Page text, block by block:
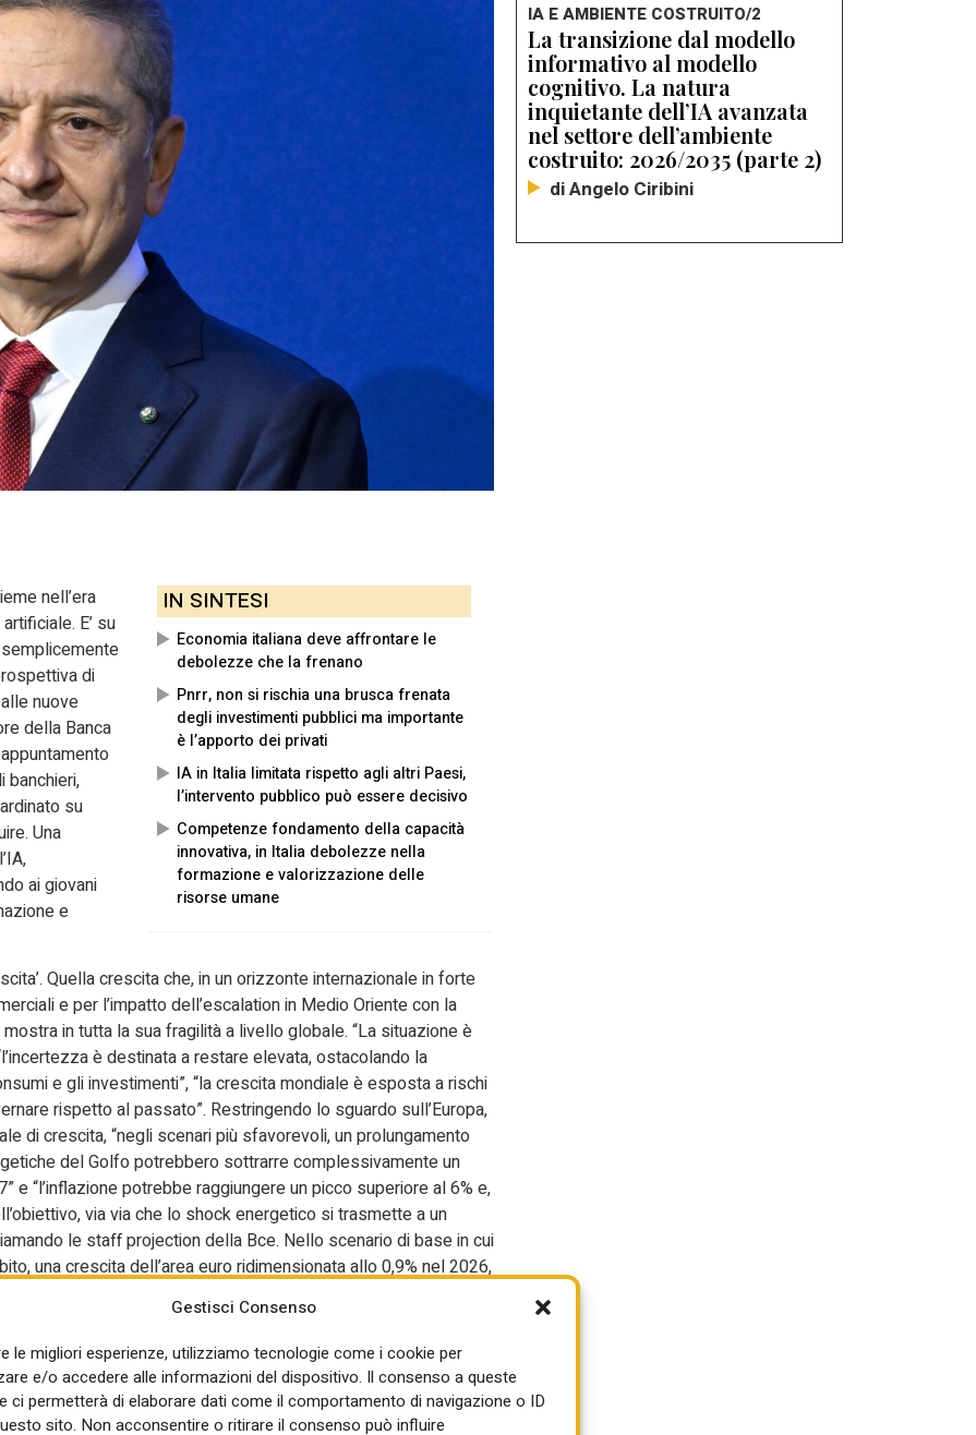
Gestisci Consenso
le migliori esperienze, utilizziamo tecnologie come i cookie per
e/o accedere alle informazioni del dispositivo. Il consenso a queste
ci permetterà di elaborare dati come il comportamento di navigazione o ID
sito. Non acconsentire o ritirare il consenso può influire
IN SINTESI
Economia italiana deve affrontare le
debolezze che la frenano
Pnrr, non si rischia una brusca frenata
degli investimenti pubblici ma importante
è l’apporto dei privati
IA in Italia limitata rispetto agli altri Paesi,
l’intervento pubblico può essere decisivo
Competenze fondamento della capacità
innovativa, in Italia debolezze nella
formazione e valorizzazione delle
risorse umane
nell’era
E’ su
di
nuove
della Banca
banchieri,
su
Una
ai giovani
e
Quella crescita che, in un orizzonte internazionale in forte
e per l’impatto dell’escalation in Medio Oriente con la
in tutta la sua fragilità a livello globale. “La situazione è
è destinata a restare elevata, ostacolando la
e gli investimenti”, “la crescita mondiale è esposta a rischi
rispetto al passato”. Restringendo lo sguardo sull’Europa,
di crescita, “negli scenari più sfavorevoli, un prolungamento
del Golfo potrebbero sottrarre complessivamente un
“l’inflazione potrebbe raggiungere un picco superiore al 6% e,
via via che lo shock energetico si trasmette a un
le staff projection della Bce. Nello scenario di base in cui
una crescita dell’area euro ridimensionata allo 0,9% nel 2026,
aumenterebbe al 2,6 per cento nel 2026 e tornerebbe
devono essere uno sprone a superare tutte le “esitazioni o
efficacia nelle pastoie di “negoziati lunghi, compromessi al
ma non mobilitate”. Insomma, la Ue sa bene quello
ora è trasformarle in decisioni tempestive, finanziamenti
che si misura la credibilità dell’azione europea”.
IA E AMBIENTE COSTRUITO/2
La transizione dal modello
informativo al modello
cognitivo. La natura
inquietante dell’IA avanzata
nel settore dell’ambiente
costruito: 2026/2035 (parte 2)
di Angelo Ciribini